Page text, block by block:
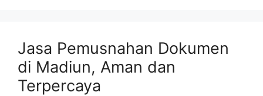
Jasa Pemusnahan Dokumen
di Madiun, Aman dan
Terpercaya